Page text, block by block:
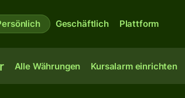
Geschäftlich Plattform
Alle Währungen Kursalarm einrichten